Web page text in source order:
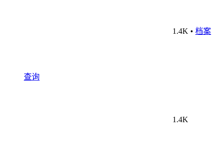
1.4K • 档案
查询
1.4K